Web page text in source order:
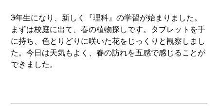
3年生になり、新しく『理科』の学習が始まりました。
まずは校庭に出て、春の植物探しです。タブレットを手
に持ち
、色とりどりに咲いた花をじっくりと観察しまし
た。今日は天気もよく、春の訪れを五感で感じることが
できました。